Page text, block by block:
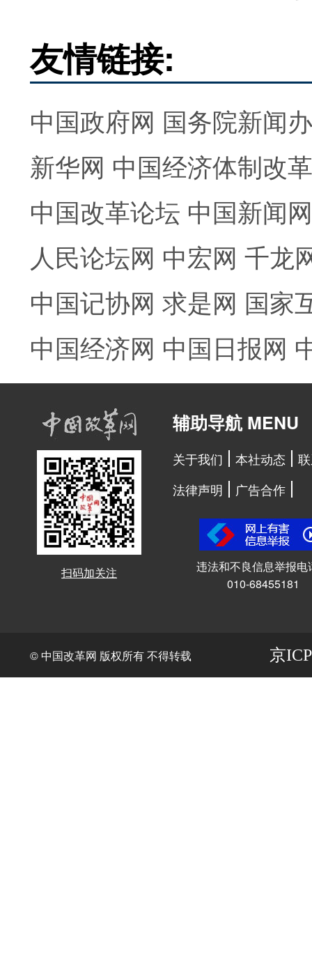
友情链接:
中国政府网 国务院新闻
新华网 中国经济体制改
中国改革论坛 中国新闻网
人民论坛网 中宏网 千龙
中国记协网 求是网 国家
中国经济网 中国日报网
扫码加关注
辅助导航 MENU
关于我们 本社动态
法律声明
广告合作
违法和不良信息举报电
010-68455181
© 中国改革网 版权所有 不得转载 京